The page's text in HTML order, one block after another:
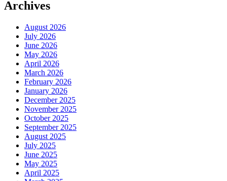
Archives
August 2026
July 2026
June 2026
May 2026
April 2026
March 2026
February 2026
January 2026
December 2025
November 2025
October 2025
September 2025
August 2025
July 2025
June 2025
May 2025
April 2025